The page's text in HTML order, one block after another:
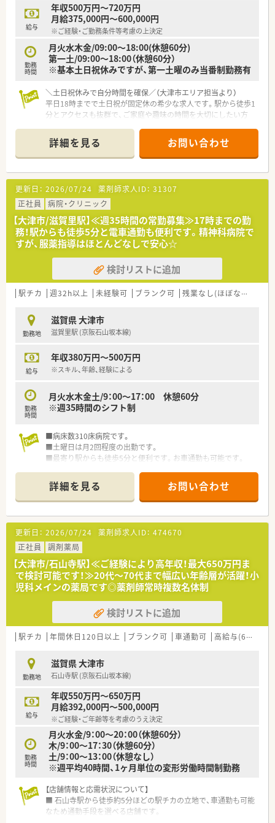
給与
年収500万円～720万円
月給375,000円～600,000円
※ご経験・ご勤務条件等考慮の上決定
勤務
時間
月火水木金/09:00～18:00(休憩60分)
第一土/09:00～18:00（休憩60分）
※基本土日祝休みですが、第一土曜のみ当番制勤務有
＼土日祝休みで自分時間を確保／（大津市エリア担当より）
平日18時までで土日祝が固定休の希少な求人です。駅から徒歩1
分とアクセスも抜群で、ご家庭や趣味の時間を大切にしたい方
【店舗情報と応需状況について】
■京阪京津線の上栄町駅から徒歩1分という好立地にあり、近隣
にある大津赤十字病院の処方箋をメインに受け付けています。
■内科や循環器科をはじめ、小児科や心療内科など非常に多岐に
わたる科目を応需しており、1日平均50枚ほど対応します。
■広域からの処方箋に対応するため、備蓄医薬品の種類も豊富に
揃っており、薬剤師として幅広い知見を得られる環境です。
【求人情報について】
■正社員として安定して勤務できる環境が整っており、平日は
18時までの勤務で残業もほとんどないため無理なく働けます。
■給与はご経験や前職の条件を最大限に考慮して決定され、昇給
制度も整っているため、長期的なモチベーションに繋がります。
■転勤なしの条件で勤務することが可能なため、住み慣れた滋賀
【想定される業務内容】
■総合病院門前の薬局として、調剤業務から監査、服薬指導、そ
す。
■複数の科目を同時に受けることが多いため、処方内容の精査
■在宅医療にも注力している法人であるため、外来業務だけでな
く地域に根ざした訪問薬剤管理などの業務にも携わることがで
きます。
【職場環境と雰囲気】
■駅チカの便利な立地ながらも、地域の方々との関わりを大切に
する温かい雰囲気があり、患者様とじっくり向き合える職場で
■小規模なチーム構成だからこそスタッフ間の連携が非常に密
であり、意見交換も活発に行われるアットホームな環境です。
■白衣の貸与や薬剤師会への加入支援など、薬剤師が専門業務に
詳細を見る お問い合わせ
更新日： 2026/07/24 薬剤師求人ID： 31307
正社員
病院・クリニック
【大津市/滋賀里駅】≪週35時間の常勤募集≫17時までの勤
務！駅からも徒歩5分と電車通勤も便利です。精神科病院で
すが、服薬指導はほとんどなしで安心☆
検討リストに追加
駅チカ 週32h以上 未経験可 ブランク可 残業なし(ほぼなし含む)
勤務地
滋賀県 大津市
滋賀里駅 (京阪石山坂本線)
給与
年収380万円～500万円
※スキル、年齢、経験による
勤務
時間
月火水木金土/9：00～17：00 休憩60分
※週35時間のシフト制
■病床数310床病院です。
■土曜日は月2回程度の出勤です。
■最寄り駅からも徒歩5分と便利です。お車通勤も可能です。
詳細を見る お問い合わせ
更新日： 2026/07/24 薬剤師求人ID： 474670
正社員
調剤薬局
【大津市/石山寺駅】≪ご経験により高年収！最大650万円ま
で検討可能です！≫20代～70代まで幅広い年齢層が活躍！小
児科メインの薬局です◎薬剤師常時複数名体制
検討リストに追加
駅チカ 年間休日120日以上 ブランク可 車通勤可 高給与(600万円以上)
勤務地
滋賀県 大津市
石山寺駅 (京阪石山坂本線)
給与
年収550万円～650万円
月給392,000円～500,000円
※ご経験・ご年齢等を考慮のうえ決定
勤務
時間
月火水金/9：00～20：00（休憩60分）
木/9：00～17：30（休憩60分）
土/9：00～13：00（休憩なし）
※週平均40時間、1ヶ月単位の変形労働時間制勤務
【店舗情報と応需状況について】
■ 石山寺駅から徒歩約5分ほどの駅チカの立地で、車通勤も可能
なため通勤手段を選べる店舗です。